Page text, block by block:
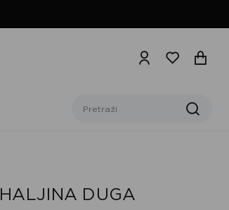
HALJINA DUGA